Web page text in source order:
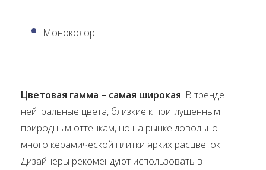
Моноколор.
Цветовая гамма – самая широкая. В тренде
нейтральные цвета, близкие к приглушенным
природным оттенкам, но на рынке довольно
много керамической плитки ярких расцветок.
Дизайнеры рекомендуют использовать в